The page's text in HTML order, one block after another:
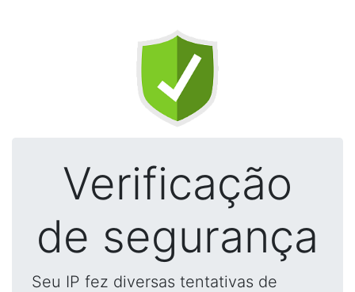
Verificação
de segurança
Seu IP fez diversas tentativas de